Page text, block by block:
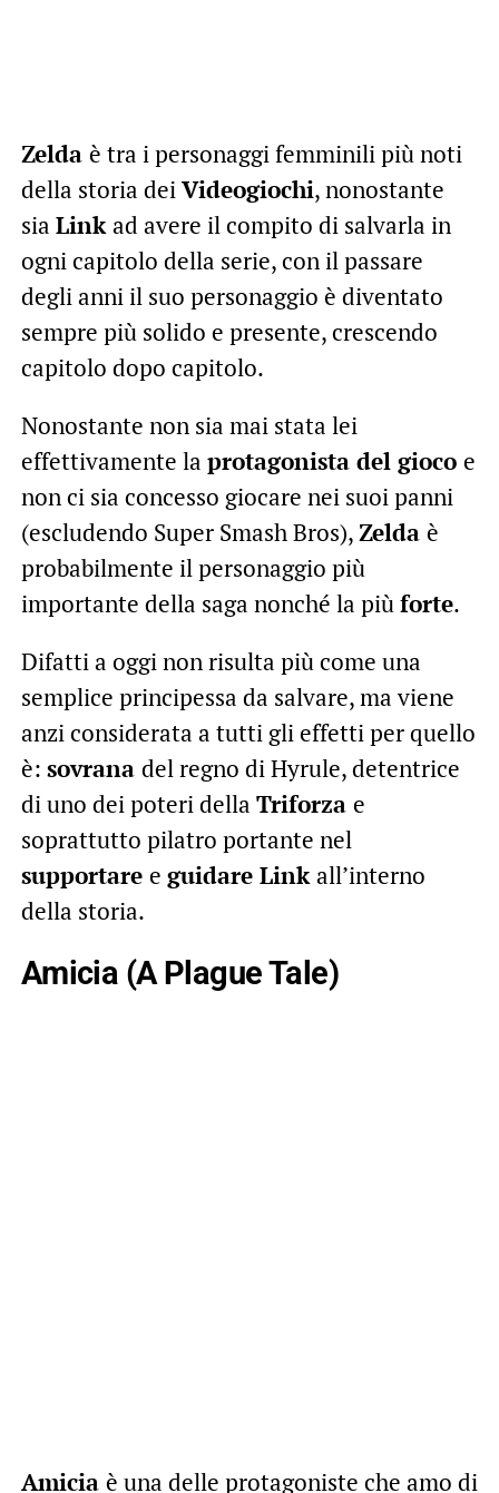
Zelda è tra i personaggi femminili più noti
della storia deiVideogiochi, nonostante
sia Linkad avere il compito di salvarla in
ogni capitolo della serie, con il passare
degli anni il suo personaggio è diventato
sempre più solido e presente, crescendo
capitolo dopo capitolo.
Nonostante non sia mai stata lei
effettivamente la protagonista del gioco e
non ci sia concesso giocare nei suoi panni
(escludendo Super Smash Bros),Zelda è
probabilmente il personaggio più
importante della saga nonché la piùforte.
Difatti a oggi non risulta più come una
semplice principessa da salvare, ma viene
anzi considerata a tutti gli effetti per quello
è: sovrana del regno di Hyrule, detentrice
di uno dei poteri della Triforza e
soprattutto pilatro portante nel
supportare e guidare Linkall’interno
della storia.
Amicia (A Plague Tale)
Amicia è una delle protagoniste che amo di